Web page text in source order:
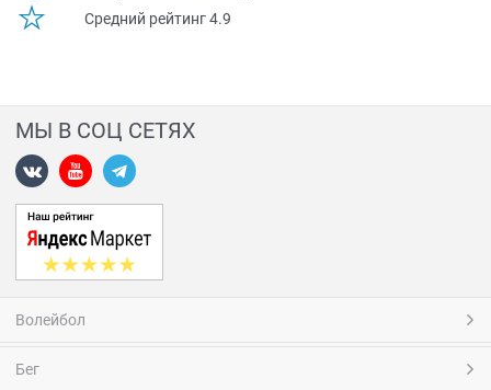
Средний рейтинг 4.9
МЫ В СОЦ СЕТЯХ
Волейбол
Бег